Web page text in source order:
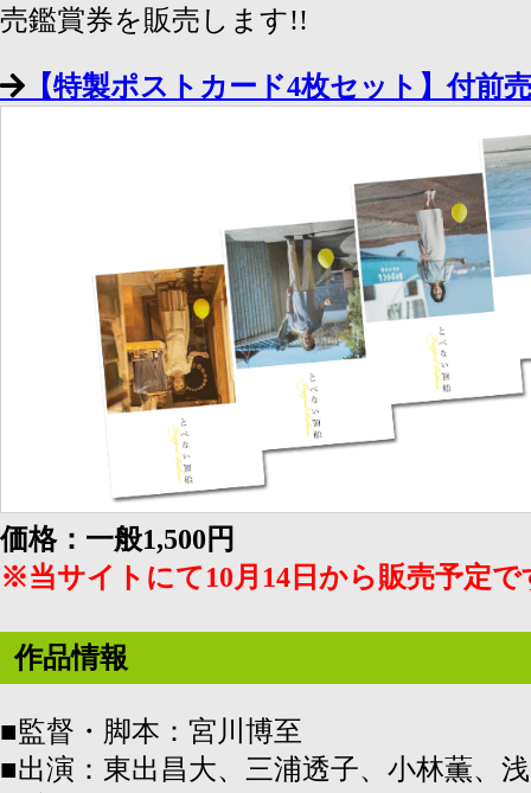
売鑑賞券を販売します!!
【特製ポストカード4枚セット】付前
価格：一般1,500円
※当サイトにて10月14日から販売予定で
作品情報
■監督・脚本：宮川博至
■出演：東出昌大、三浦透子、小林薫、